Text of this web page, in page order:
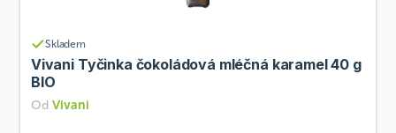
Skladem
Vivani Tyčinka čokoládová mléčná karamel 40 g
BIO
Od Vivani